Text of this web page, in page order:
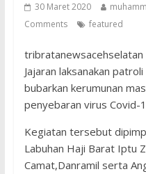
30 Maret 2020
Comments
featured
tribratanewsacehselatan
Jajaran laksanakan
bubarkan kerumunan
penyebaran virus
Kegiatan tersebut
Labuhan Haji Barat Iptu
Camat,Danramil serta